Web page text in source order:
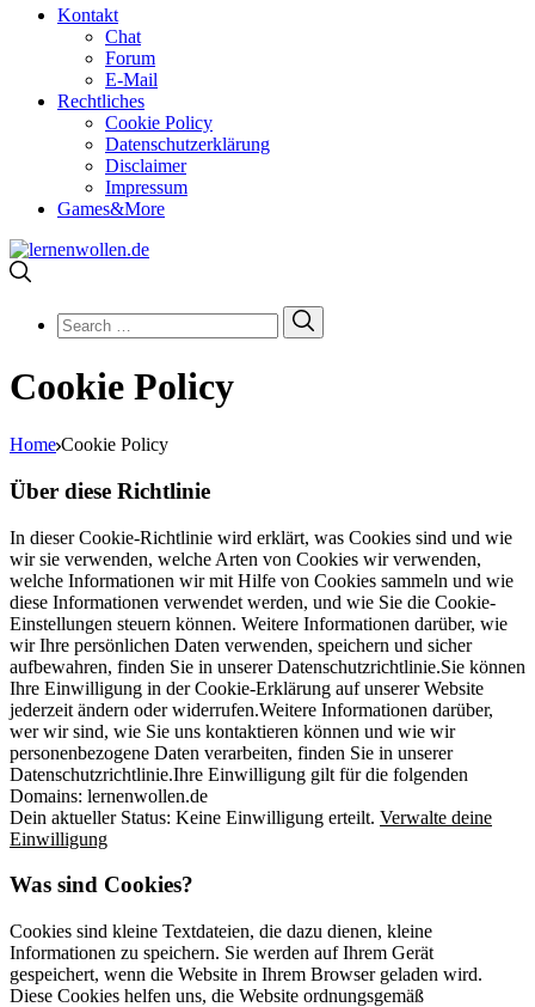
Kontakt
Chat
Forum
E-Mail
Rechtliches
Cookie Policy
Datenschutzerklärung
Disclaimer
Impressum
Games&More
Search
for:
Cookie Policy
Home Cookie Policy
Über diese Richtlinie
In dieser Cookie-Richtlinie wird erklärt, was Cookies sind und wie
wir sie verwenden, welche Arten von Cookies wir verwenden,
welche Informationen wir mit Hilfe von Cookies sammeln und wie
diese Informationen verwendet werden, und wie Sie die Cookie-
Einstellungen steuern können. Weitere Informationen darüber, wie
wir Ihre persönlichen Daten verwenden, speichern und sicher
aufbewahren, finden Sie in unserer Datenschutzrichtlinie.Sie können
Ihre Einwilligung in der Cookie-Erklärung auf unserer Website
jederzeit ändern oder widerrufen.Weitere Informationen darüber,
wer wir sind, wie Sie uns kontaktieren können und wie wir
personenbezogene Daten verarbeiten, finden Sie in unserer
Datenschutzrichtlinie.Ihre Einwilligung gilt für die folgenden
Domains: lernenwollen.de
Dein aktueller Status: Keine Einwilligung erteilt. Verwalte deine
Einwilligung
Was sind Cookies?
Cookies sind kleine Textdateien, die dazu dienen, kleine
Informationen zu speichern. Sie werden auf Ihrem Gerät
gespeichert, wenn die Website in Ihrem Browser geladen wird.
Diese Cookies helfen uns, die Website ordnungsgemäß